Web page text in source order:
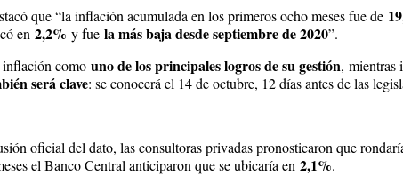
que “la inflación acumulada en los primeros ocho meses fue de
en 2,2% y fue la más baja desde septiembre de 2020”.
inflación como uno de los principales logros de su gestión, mientras
será clave: se conocerá el 14 de octubre, 12 días antes de las
oficial del dato, las consultoras privadas pronosticaron que
el Banco Central anticiparon que se ubicaría en 2,1%.